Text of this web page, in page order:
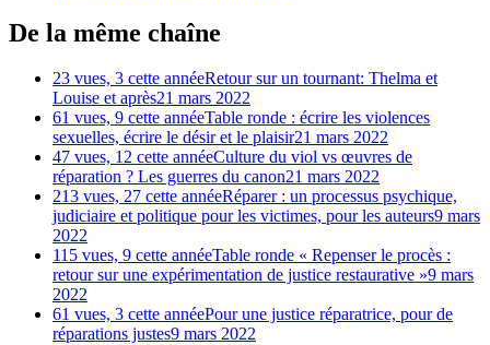
De la même chaîne
23 vues, 3 cette annéeRetour sur un tournant: Thelma et
Louise et après21 mars 2022
61 vues, 9 cette annéeTable ronde : écrire les violences
sexuelles, écrire le désir et le plaisir21 mars 2022
47 vues, 12 cette annéeCulture du viol vs œuvres de
réparation ? Les guerres du canon21 mars 2022
213 vues, 27 cette annéeRéparer : un processus psychique,
judiciaire et politique pour les victimes, pour les auteurs9 mars
2022
115 vues, 9 cette annéeTable ronde « Repenser le procès :
retour sur une expérimentation de justice restaurative »9 mars
2022
61 vues, 3 cette annéePour une justice réparatrice, pour de
réparations justes9 mars 2022